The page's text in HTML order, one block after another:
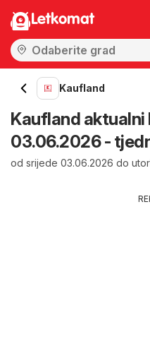
Letkomat
Kaufland
Kaufland
03.06.2026 -
od srijede 03.06.2026 do